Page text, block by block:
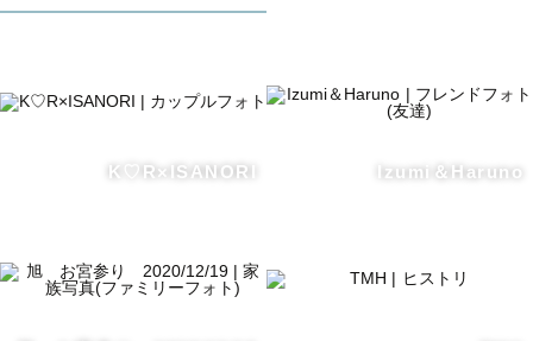
K♡R×ISANORI Izumi＆Haruno